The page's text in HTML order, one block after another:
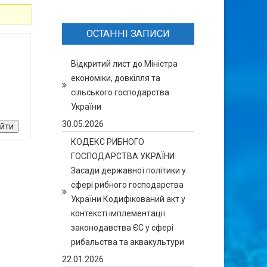
ОСТАННІ ЗАПИСИ
Відкритий лист до Міністра
економіки, довкілля та
сільського господарства
України
30.05.2026
КОДЕКС РИБНОГО
ГОСПОДАРСТВА УКРАЇНИ
Засади державної політики у
сфері рибного господарства
України Кодифікований акт у
контексті імплементації
законодавства ЄС у сфері
рибальства та аквакультури
22.01.2026